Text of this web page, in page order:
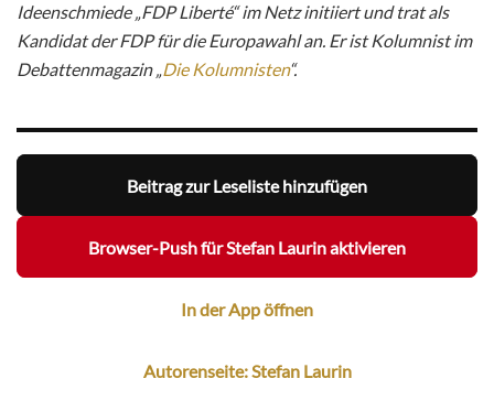
Ideenschmiede „FDP Liberté“ im Netz initiiert und trat als
Kandidat der FDP für die Europawahl an. Er ist Kolumnist im
Debattenmagazin „Die Kolumnisten“.
Beitrag zur Leseliste hinzufügen
Browser-Push für Stefan Laurin aktivieren
In der App öffnen
Autorenseite: Stefan Laurin